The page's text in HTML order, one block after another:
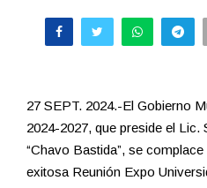
27 SEPT. 2024.-El Gobierno
2024-2027, que preside el
“Chavo Bastida”, se
exitosa Reunión Expo